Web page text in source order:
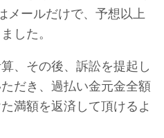
メールだけで、予想以上
した。
、その後、訴訟を提起し
だき、過払い金元金全額
満額を返済して頂けるよ